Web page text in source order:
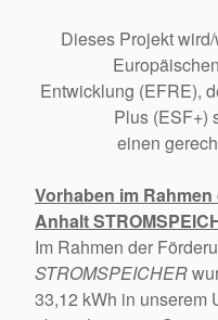
Dieses Projekt
Entwicklung (EFRE),
Plus (ESF+)
einen
Vorhaben im
Anhalt
Im Rahmen der
STROMSPEICHER
33,12 kWh in unserem